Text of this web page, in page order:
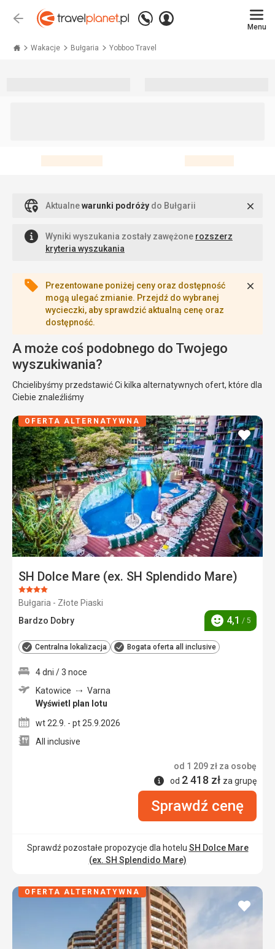
Wstecz
Zadzwoń
+48 71 771 76 55
Zaloguj
Menu
Wakacje Bułgaria Yobboo Travel
Aktualnewarunki podróży do Bułgarii
Wyniki wyszukania zostały zawężone rozszerz
kryteria wyszukania
Prezentowane poniżej ceny oraz dostępność
mogą ulegać zmianie. Przejdź do wybranej
wycieczki, aby sprawdzić aktualną cenę oraz
dostępność.
A może coś podobnego do Twojego
wyszukiwania?
Chcielibyśmy przedstawić Ci kilka alternatywnych ofert, które dla
Ciebie znaleźliśmy
SH Dolce Mare (ex. SH Splendido Mare)
Ocena:
4/5
Bułgaria - Złote Piaski
Bardzo Dobry
Ocena
4,1 / 5
Centralna lokalizacja Bogata oferta all inclusive
dodaj
do
4 dni / 3 noce
Katowice
Varna
Wyświetl plan lotu
wt 22.9. - pt 25.9.2026
All inclusive
od 1 209 zł za osobę
Informacje
od 2 418 zł za grupę
Sprawdź cenę
Sprawdź pozostałe propozycje dla hotelu SH Dolce Mare
(ex. SH Splendido Mare)
OFERTA ALTERNATYWNA
dodaj
OFERTA ALTERNATYWNA